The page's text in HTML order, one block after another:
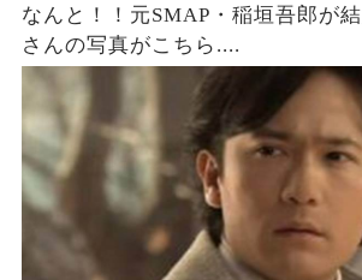
なんと！！元SMAP・稲垣吾郎が
さんの写真がこちら....